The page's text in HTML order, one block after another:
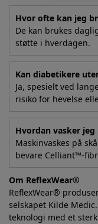
Hvor ofte kan jeg
De kan brukes
støtte i hverdagen.
Kan diabetikere
Ja, spesielt ved
risiko for hevelse
Hvordan vasker
Maskinvaskes på
bevare Celliant™-
Om ReflexWear®
ReflexWear®
selskapet Kilde
teknologi med et